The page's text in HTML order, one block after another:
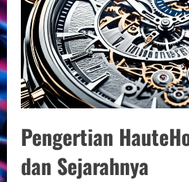
Pengertian
dan Sejarahnya